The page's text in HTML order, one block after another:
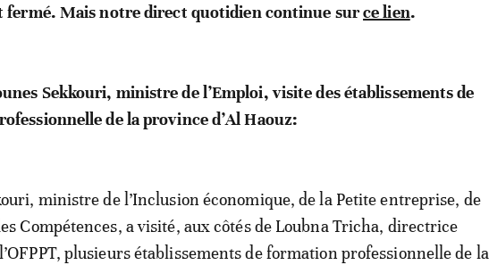
fermé. Mais notre direct quotidien continue surce lien.
Sekkouri, ministre de l’Emploi, visite des établissements de
de la province d’Al Haouz:
ministre de l’Inclusion économique, de la Petite entreprise, de
Compétences, a visité, aux côtés de Loubna Tricha, directrice
plusieurs établissements de formation professionnelle de la